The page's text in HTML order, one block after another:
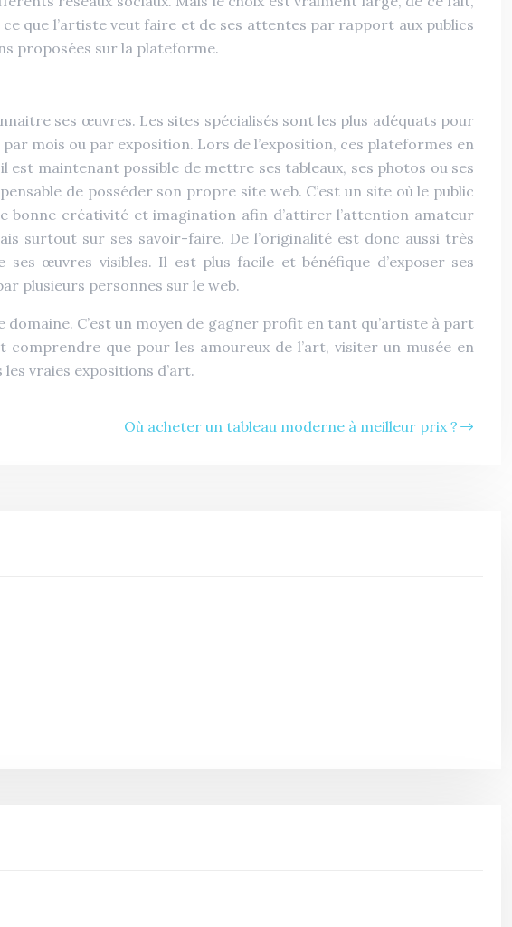
que l’artiste veut faire et de ses attentes par rapport aux publics
proposées sur la plateforme.
ses œuvres. Les sites spécialisés sont les plus adéquats pour
mois ou par exposition. Lors de l’exposition, ces plateformes en
maintenant possible de mettre ses tableaux, ses photos ou ses
de posséder son propre site web. C’est un site où le public
créativité et imagination afin d’attirer l’attention amateur
surtout sur ses savoir-faire. De l’originalité est donc aussi très
œuvres visibles. Il est plus facile et bénéfique d’exposer ses
plusieurs personnes sur le web.
C’est un moyen de gagner profit en tant qu’artiste à part
que pour les amoureux de l’art, visiter un musée en
vraies expositions d’art.
Où acheter un tableau moderne à meilleur prix ?